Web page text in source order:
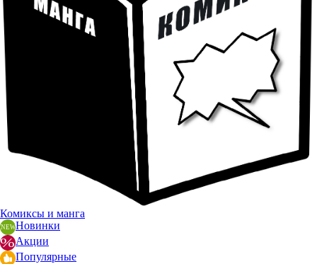
Комиксы и манга
Новинки
Акции
Популярные